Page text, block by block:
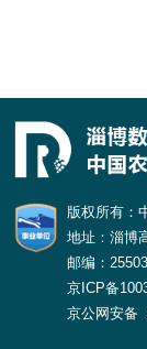
版权所有：
地址：淄博
邮编：
京ICP备
京公网安备